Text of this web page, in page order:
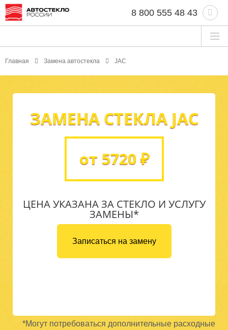
8 800 555 48 43
Главная Замена автостекла JAC
ЗАМЕНА СТЕКЛА JAC
от 5720 ₽
ЦЕНА УКАЗАНА ЗА СТЕКЛО И УСЛУГУ
ЗАМЕНЫ*
Записаться на замену
*Могут потребоваться дополнительные расходные